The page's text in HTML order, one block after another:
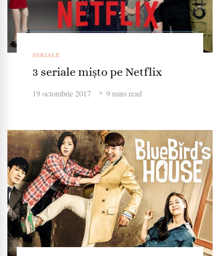
SERIALE
3 seriale mișto pe Netflix
19 octombrie 2017 9 mins read